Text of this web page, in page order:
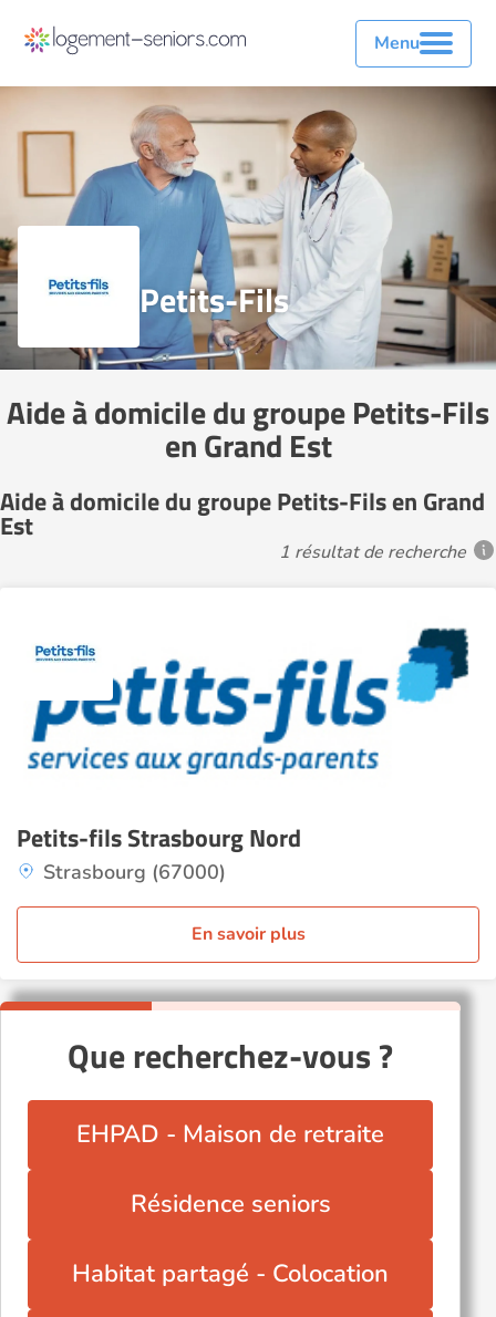
Menu
Petits-Fils
Aide à domicile du groupe Petits-Fils
en Grand Est
Aide à domicile du groupe Petits-Fils en Grand
Est
1 résultat de recherche
Petits-fils Strasbourg Nord
Strasbourg (67000)
En savoir plus
Que recherchez-vous ?
EHPAD - Maison de retraite
Résidence seniors
Habitat partagé - Colocation